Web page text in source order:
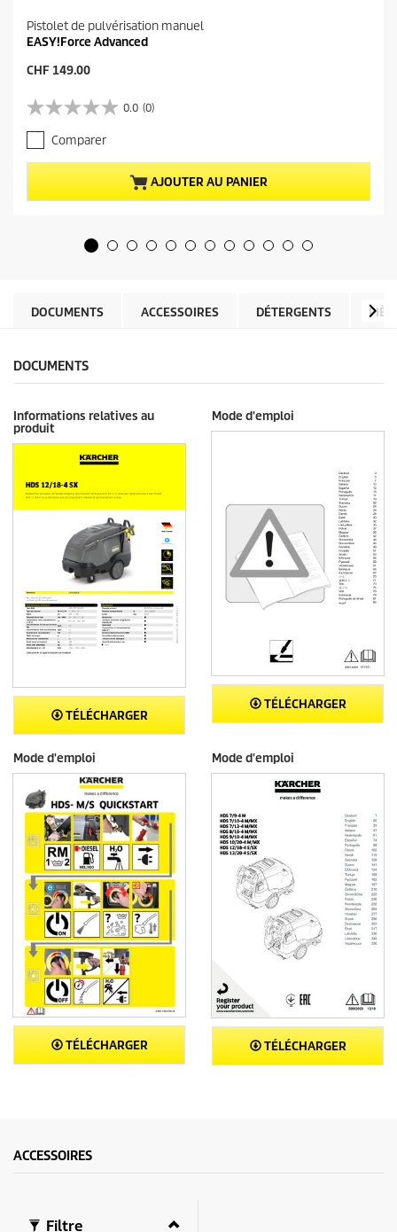
Pistolet de pulvérisation manuel
EASY!Force Advanced
P
i
x
a
c
t
u
e
d
CHF 149.00
0.0 (0)
0
.
0
s
u
r
e
Comparer
AJOUTER AU PANIER
DOCUMENTS ACCESSOIRES DÉTERGENTS
DOCUMENTS
Informations relatives au
produit
TÉLÉCHARGER
Mode d'emploi
TÉLÉCHARGER
Mode d'emploi
TÉLÉCHARGER
Mode d'emploi
TÉLÉCHARGER
ACCESSOIRES
Filtre